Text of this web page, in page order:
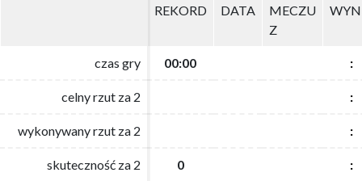
REKORD DATA
MECZU
Z
czas gry 00:00 :
celny rzut za 2 :
wykonywany rzut za 2 :
skuteczność za 2 0 :
REKORD DATA
MECZU
Z
czas gry 00:00 :
celny rzut za 2 :
wykonywany rzut za 2 :
skuteczność za 2 0 :